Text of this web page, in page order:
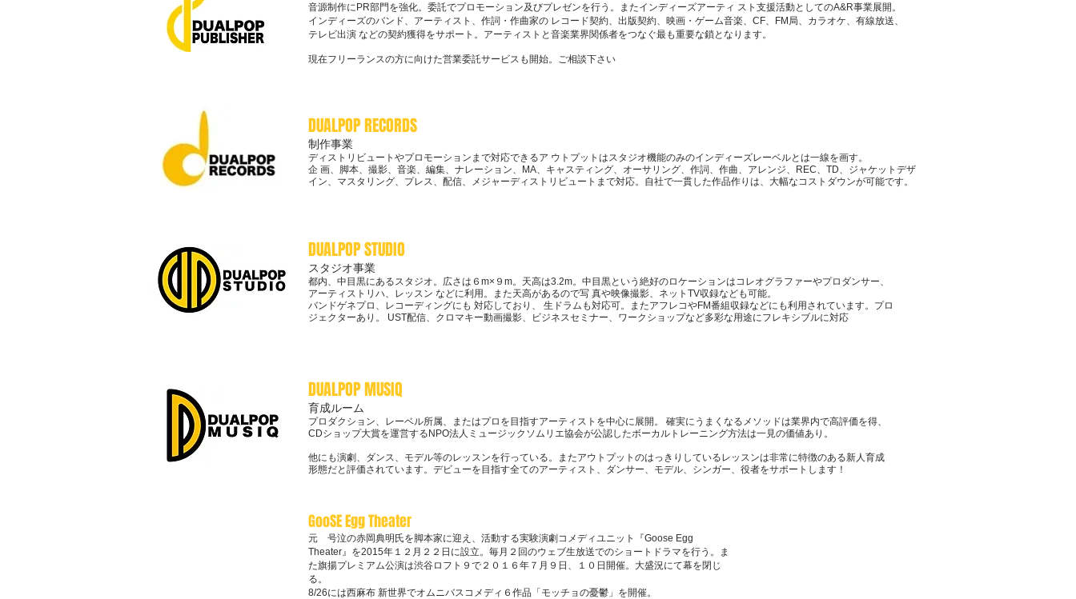
音源制作にPR部門を強化。委託でプロモーション及びプレゼンを行う。またインディーズアーティ スト支援活動としてのA&R事業展開。
インディーズのバンド、アーティスト、作詞・作曲家の レコード契約、出版契約、映画・ゲーム音楽、CF、FM局、カラオケ、有線放送、
テレビ出演 などの契約獲得をサポート。アーティストと音楽業界関係者をつなぐ最も重要な鎖となります。
現在フリーランスの方に向けた営業委託サービスも開始。ご相談下さい
DUALPOP RECORDS
制作事業
ディストリビュートやプロモーションまで対応できるア ウトプットはスタジオ機能のみのインディーズレーベルとは一線を画す。
企 画、脚本、撮影、音楽、編集、ナレーション、MA、キャスティング、オーサリング、作詞、作曲、アレンジ、REC、TD、ジャケットデザ
イン、マスタリング、プレス、配信、メジャーディストリビュートまで対応。自社で一貫した作品作りは、大幅なコストダウンが可能です。
DUALPOP STUDIO
スタジオ事業
都内、中目黒にあるスタジオ。広さは６m×９m。天高は3.2m。 中目黒という絶好のロケーションはコレオグラファーやプロダンサー、
アーティストリハ、レッスン などに利用。また天高があるので写 真や映像撮影、ネットTV収録なども可能。
バンドゲネプロ、レコーディングにも 対応しており、 生ドラムも対応可。またアフレコやFM番組収録などにも利用されています。 プロ
ジェクターあり。 UST配信、クロマキー動画撮影、ビジネスセミナー、ワークショップなど多彩な用途にフレキシブルに対応
DUALPOP MUSIQ
育成ルーム
プロダクション、レーベル所属、またはプロを目指すアーティストを中心に展開。 確実にうまくなるメソッドは業界内で高評価を得、
CDショッ プ大賞を運営するNPO法人ミュージックソムリエ協会が公認したボーカルトレーニング方法は一見の価値あり。
他にも演劇、ダンス、モデル等のレッスンを行っている。 またアウトプットのはっきりしているレッスンは非常に特徴のある新人育成
形態だと評価されています。デビューを目指す全てのアーティスト、ダンサー、モデル、シンガー、役者をサポートします！
GooSE Egg Theater
元 号泣の赤岡典明氏を脚本家に迎え、活動する実験演劇コメディユニット『Goose Egg
Theater』を2015年１２月２２日に設立。毎月２回のウェブ生放送でのショートドラマを行う。ま
た旗揚プレミアム公演は渋谷ロフト９で２０１６年７月９日、１０日開催。大盛況にて幕を閉じ
る。
8/26には西麻布 新世界でオムニバスコメディ６作品「モッチョの憂鬱」を開催。